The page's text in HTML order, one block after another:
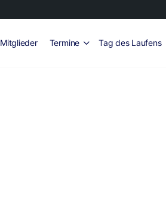
Mitglieder Termine Tag des Laufens